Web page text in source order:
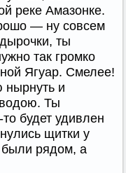
реке Амазонке.
— ну совсем
ты
так громко
Ягуар. Смелее!
нырнуть и
Ты
будет удивлен
щитки у
рядом, а